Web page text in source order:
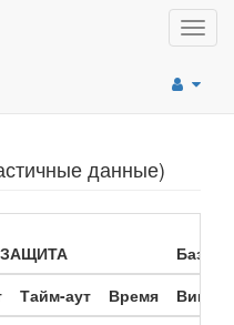
данные)
ЗАЩИТА
База 2
Тайм-аут Время